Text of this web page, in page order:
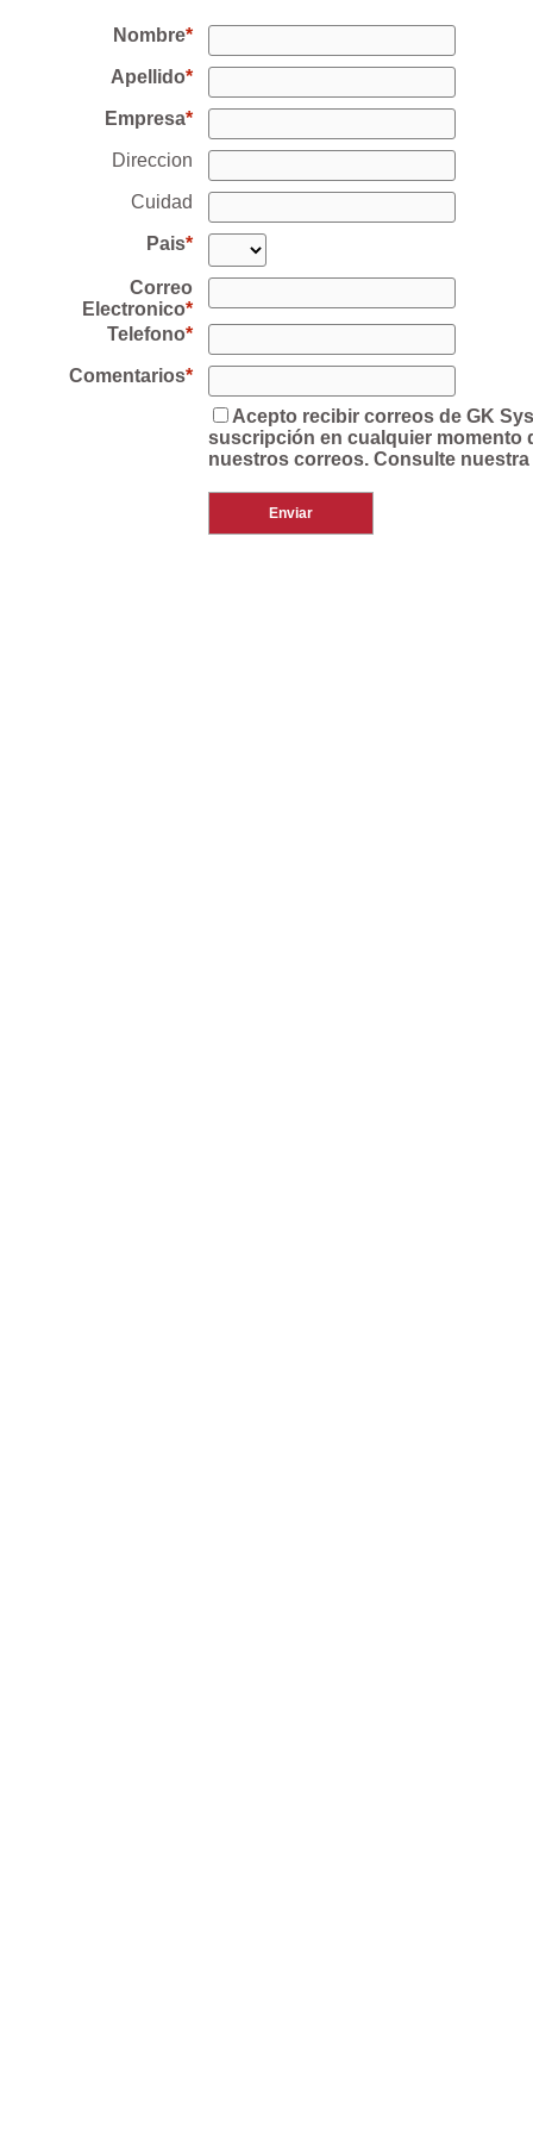
Nombre
Apellido
Empresa
Direccion
Cuidad
Pais
Correo
Electronico
Telefono
Comentarios
Acepto recibir correos de GK
suscripción en cualquier momento
nuestros correos. Consulte